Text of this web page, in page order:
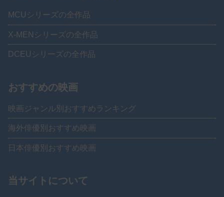
MCUシリーズの全作品
X-MENシリーズの全作品
DCEUシリーズの全作品
おすすめの映画
映画ジャンル別おすすめランキング
海外俳優別おすすめ映画
日本俳優別おすすめ映画
当サイトについて